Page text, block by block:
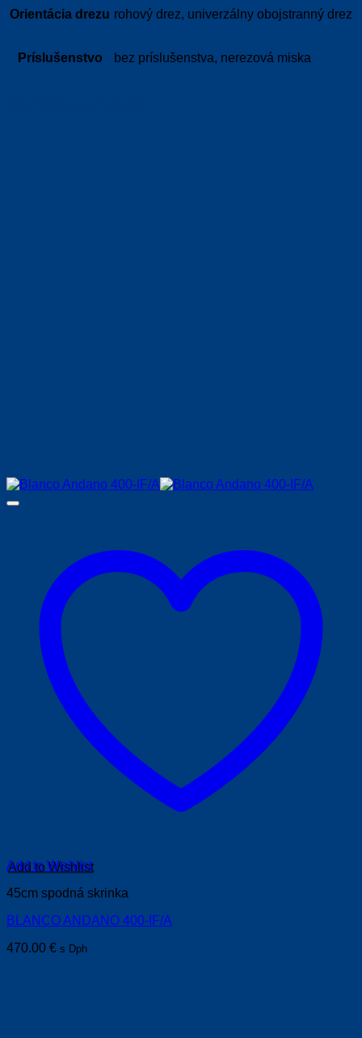
Orientácia drezu rohový drez, univerzálny obojstranný drez
Príslušenstvo bez príslušenstva, nerezová miska
Add to Wishlist
45cm spodná skrinka
BLANCO ANDANO 400-IF/A
470.00 € s Dph